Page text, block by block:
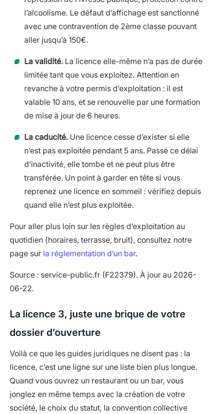
l’alcoolisme. Le défaut d’affichage est sanctionné
avec une contravention de 2ème classe pouvant
aller jusqu’à 150€.
La validité. La licence elle-même n’a pas de durée
limitée tant que vous exploitez. Attention en
revanche à votre permis d’exploitation : il est
valable 10 ans, et se renouvelle par une formation
de mise à jour de 6 heures.
La caducité. Une licence cesse d’exister si elle
n’est pas exploitée pendant 5 ans. Passé ce délai
d’inactivité, elle tombe et ne peut plus être
transférée. Un point à garder en tête si vous
reprenez une licence en sommeil : vérifiez depuis
quand elle n’est plus exploitée.
Pour aller plus loin sur les règles d’exploitation au
quotidien (horaires, terrasse, bruit), consultez notre
page sur la réglementation d’un bar.
Source : service-public.fr (F22379). À jour au 2026-
06-22.
La licence 3, juste une brique de votre
dossier d’ouverture
Voilà ce que les guides juridiques ne disent pas : la
licence, c’est une ligne sur une liste bien plus longue.
Quand vous ouvrez un restaurant ou un bar, vous
jonglez en même temps avec la création de votre
société, le choix du statut, la convention collective